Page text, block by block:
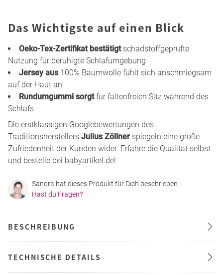
Das Wichtigste auf einen Blick
Oeko-Tex-Zertifikat bestätigtschadstoffgeprüfte
Nutzung für beruhigte Schlafumgebung
Jersey aus100% Baumwolle fühlt sich anschmiegsam
auf der Haut an
Rundumgummi sorgtfür faltenfreien Sitz während des
Schlafs
Die erstklassigen Googlebewertungen des
Traditionsherstellers Julius Zöllner spiegeln eine große
Zufriedenheit der Kunden wider. Erfahre die Qualität selbst
und bestelle bei babyartikel.de!
Sandra hat dieses Produkt für Dich beschrieben.
Hast du Fragen?
BESCHREIBUNG
TECHNISCHE DETAILS